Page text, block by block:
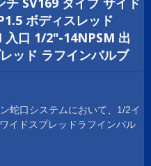
、お客様をサポートしていま
は、顧客の要求に応じてカス
、1-20UNEF、G 1/2、および
ります。
ボディスレッド
口 1/2"-14NPSM 出
ッド ラフインバルブ
蛇口システムにおいて、1/2イ
イドスプレッドラフインバル